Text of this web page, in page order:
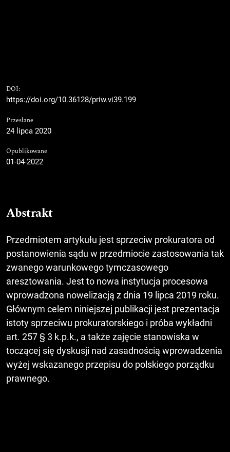
DOI:
https://doi.org/10.36128/priw.vi39.199
Przesłane
24 lipca 2020
Opublikowane
01-04-2022
Abstrakt
Przedmiotem artykułu jest sprzeciw prokuratora od
postanowienia sądu w przedmiocie zastosowania tak
zwanego warunkowego tymczasowego
aresztowania. Jest to nowa instytucja procesowa
wprowadzona nowelizacją z dnia 19 lipca 2019 roku.
Głównym celem niniejszej publikacji jest prezentacja
istoty sprzeciwu prokuratorskiego i próba wykładni
art. 257 § 3 k.p.k., a także zajęcie stanowiska w
toczącej się dyskusji nad zasadnością wprowadzenia
wyżej wskazanego przepisu do polskiego porządku
prawnego.